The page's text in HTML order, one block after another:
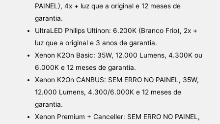
PAINEL), 4x + luz que a original e 12 meses de
garantia.
UltraLED Philips Ultinon: 6.200K (Branco Frio), 2x +
luz que a original e 3 anos de garantia.
Xenon K2On Basic: 35W, 12.000 Lumens, 4.300K ou
6.000K e 12 meses de garantia.
Xenon K2On CANBUS: SEM ERRO NO PAINEL, 35W,
12.000 Lumens, 4.300/6.000K e 12 meses de
garantia.
Xenon Premium + Canceller: SEM ERRO NO PAINEL,